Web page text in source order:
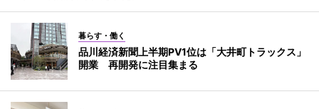
暮らす・働く
品川経済新聞上半期PV1位は「大井町トラックス」
開業 再開発に注目集まる